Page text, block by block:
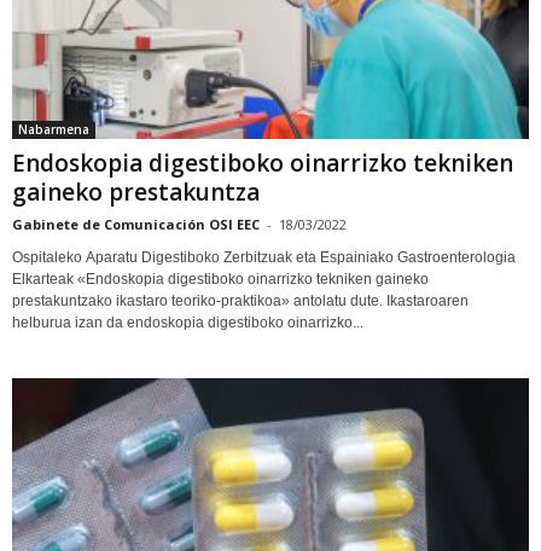
Nabarmena
Endoskopia digestiboko oinarrizko tekniken
gaineko prestakuntza
Gabinete de Comunicación OSI EEC - 18/03/2022
Ospitaleko Aparatu Digestiboko Zerbitzuak eta Espainiako Gastroenterologia
Elkarteak «Endoskopia digestiboko oinarrizko tekniken gaineko
prestakuntzako ikastaro teoriko-praktikoa» antolatu dute. Ikastaroaren
helburua izan da endoskopia digestiboko oinarrizko...